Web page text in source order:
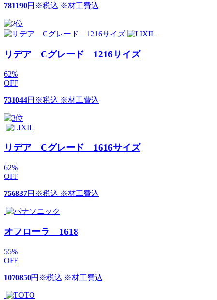
781190円 ※税込 ※材工費込
リデア Cグレード 1216サイズ
62%
OFF
731044円 ※税込 ※材工費込
リデア Cグレード 1616サイズ
62%
OFF
756837円 ※税込 ※材工費込
オフローラ 1618
55%
OFF
1070850円 ※税込 ※材工費込